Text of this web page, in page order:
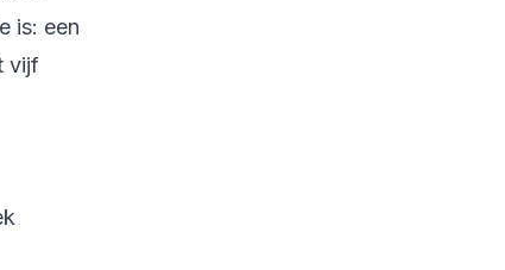
is: een
vijf